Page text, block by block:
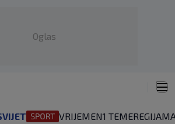
Oglas
VRIJEMEN1 TEMEREGIJA